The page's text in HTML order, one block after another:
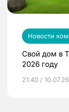
Новости
Свой дом в
2026 году
21:40 / 10.07.26